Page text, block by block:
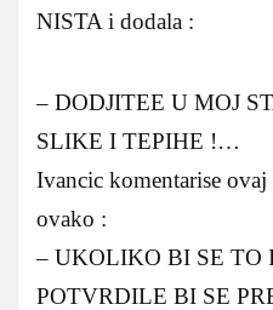
NISTA i dodala :
– DODJITEE U MOJ
SLIKE I TEPIHE !…
Ivancic komentarise
ovako :
– UKOLIKO BI SE TO
POTVRDILE BI SE